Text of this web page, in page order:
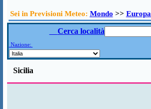
Sei in Previsioni Meteo: Mondo >> Europa
Cerca località
Nazione:
Sicilia